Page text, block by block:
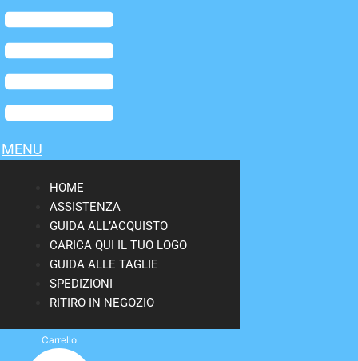
Flyout
Menu
MENU
HOME
ASSISTENZA
GUIDA ALL’ACQUISTO
CARICA QUI IL TUO LOGO
GUIDA ALLE TAGLIE
SPEDIZIONI
RITIRO IN NEGOZIO
Carrello